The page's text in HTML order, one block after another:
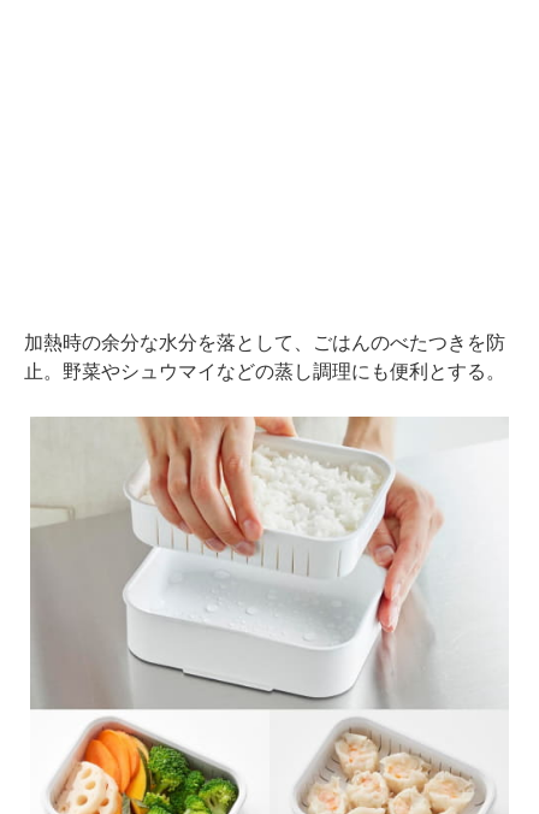
加熱時の余分な水分を落として、ごはんのべたつきを防
止。野菜やシュウマイなどの蒸し調理にも便利とする。